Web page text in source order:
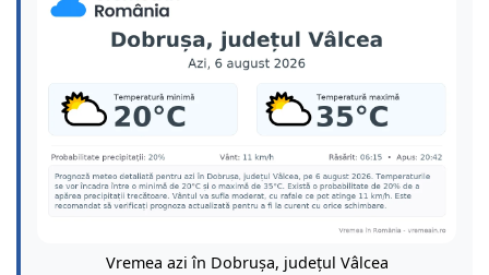
Vremea azi în Dobrușa, județul Vâlcea